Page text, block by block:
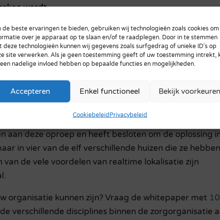
de beste ervaringen te bieden, gebruiken wij technologieën zoals cookies om
over je apparaat op te slaan en/of te raadplegen. Door in te stemmen
deze technologieën kunnen wij gegevens zoals surfgedrag of unieke ID's op
site verwerken. Als je geen toestemming geeft of uw toestemming intrekt,
nadelige invloed hebben op bepaalde functies en mogelijkheden.
Accepteren Enkel functioneel Bekijk voorkeuren
Cookiebeleid Privacybeleid
wordt.
op familiesystemen en
was SilverCloud Zorg IoT aanwezig met een stand
de vele gesprekken die gevoerd zijn op dit
van de locatie Breede Vliet vertelden
de oplossing, medewerkers van andere locaties van
gaven aan dat zij ook erg graag gebruik zouden
en beter inzicht te krijgen in de hulpmiddelen.
deze oproep en heeft besloten om de oplossing
in vier van de elf verschillende huizen die ze
de vele voordelen van realtime lokalisatie zijn
organisatie kunnen zijn? Vraag de whitepaper met 10
verschillende disciplines binnen de zorgorganisatie